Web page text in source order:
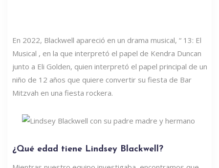
En 2022, Blackwell apareció en un drama musical, “ 13: El
Musical , en la que interpretó el papel de Kendra Duncan
junto a Eli Golden, quien interpretó el papel principal de un
niño de 12 años que quiere convertir su fiesta de Bar
Mitzvah en una fiesta rockera.
¿Qué edad tiene Lindsey Blackwell?